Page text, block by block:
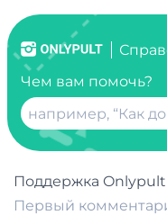
Чем вам помочь?
Поддержка Onlypult
Первый